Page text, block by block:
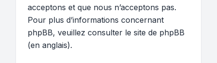
acceptons et que nous n’acceptons pas.
Pour plus d’informations concernant
phpBB, veuillez consulter le site de phpBB
(en anglais).